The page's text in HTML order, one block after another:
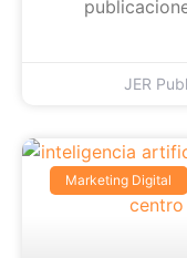
JER
Marketing Digital